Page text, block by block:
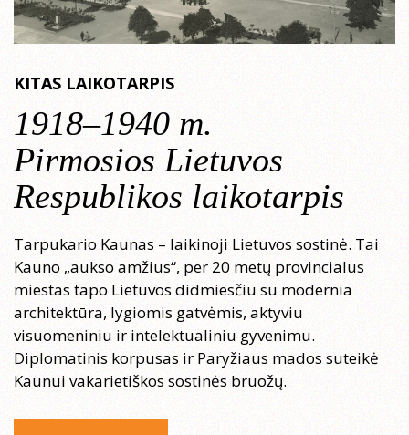
KITAS LAIKOTARPIS
1918–1940 m.
Pirmosios Lietuvos
Respublikos laikotarpis
Tarpukario Kaunas – laikinoji Lietuvos sostinė. Tai
Kauno „aukso amžius“, per 20 metų provincialus
miestas tapo Lietuvos didmiesčiu su modernia
architektūra, lygiomis gatvėmis, aktyviu
visuomeniniu ir intelektualiniu gyvenimu.
Diplomatinis korpusas ir Paryžiaus mados suteikė
Kaunui vakarietiškos sostinės bruožų.